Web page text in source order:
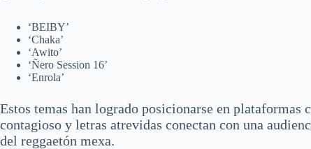
‘BEIBY’
‘Chaka’
‘Awito’
‘Ñero Session 16’
‘Enrola’
Estos temas han logrado posicionarse en
contagioso y letras atrevidas conectan con una
del reggaetón mexa.